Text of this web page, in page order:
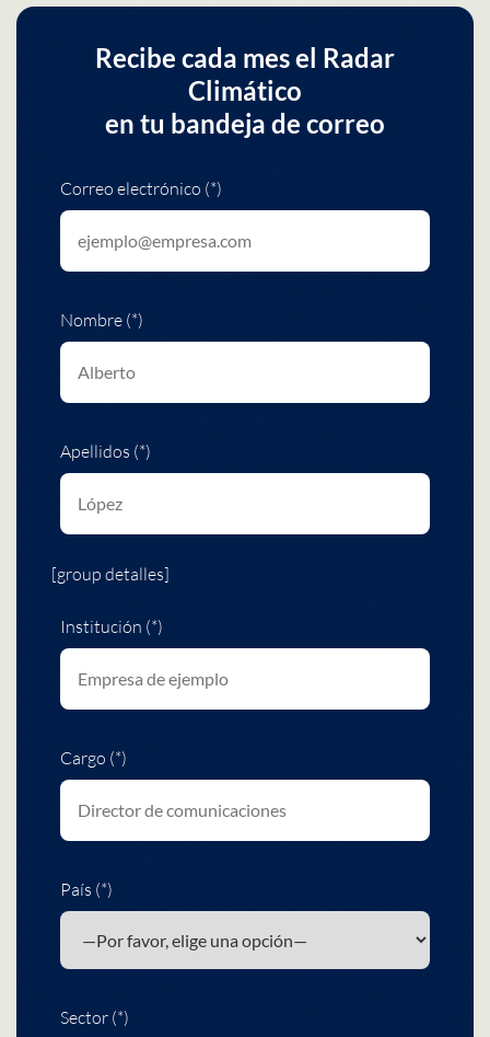
Recibe cada mes el Radar
Climático
en tu bandeja de correo
Correo electrónico (*)
Nombre (*)
Apellidos (*)
[group detalles]
Institución (*)
Cargo (*)
País (*)
Sector (*)